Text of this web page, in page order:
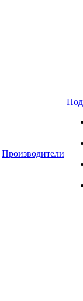
Производители